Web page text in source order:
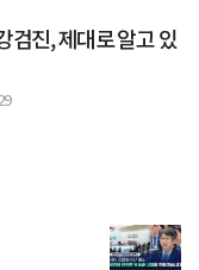
검진, 제대로 알고 있